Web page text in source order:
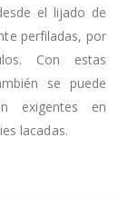
el lijado de
perfiladas, por
Con estas
se puede
exigentes en
lacadas.